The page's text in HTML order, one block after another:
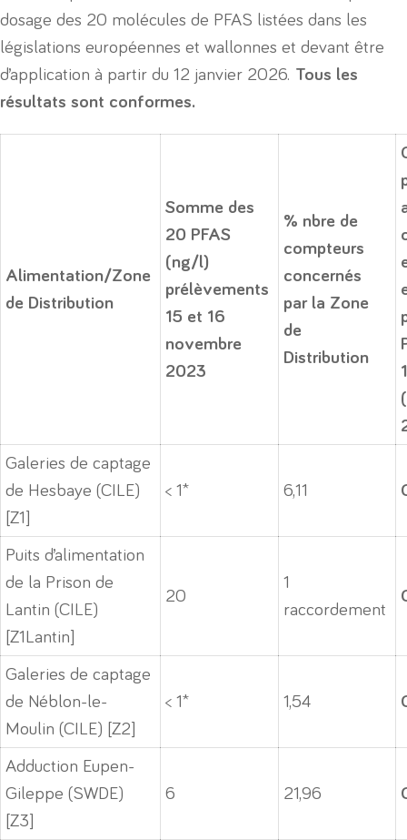
dosage des 20 molécules de PFAS listées dans les
législations européennes et wallonnes et devant être
d’application à partir du 12 janvier 2026. Tous les
résultats sont conformes.
Alimentation/Zone
de Distribution
Somme des
20 PFAS
(ng/l)
prélèvements
15 et 16
novembre
2023
% nbre de
compteurs
concernés
par la Zone
de
Distribution
Galeries de captage
de Hesbaye (CILE)
[Z1]
< 1* 6,11
Puits d’alimentation
de la Prison de
Lantin (CILE)
[Z1Lantin]
20
1
raccordement
Galeries de captage
de Néblon-le-
Moulin (CILE) [Z2]
< 1* 1,54
Adduction Eupen-
Gileppe (SWDE)
[Z3]
6 21,96